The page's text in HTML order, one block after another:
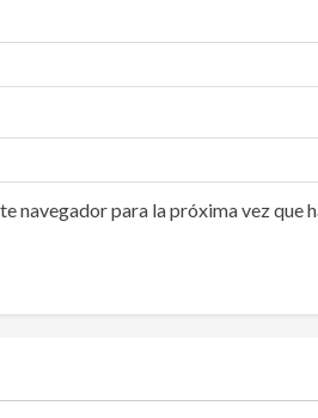
navegador para la próxima vez que